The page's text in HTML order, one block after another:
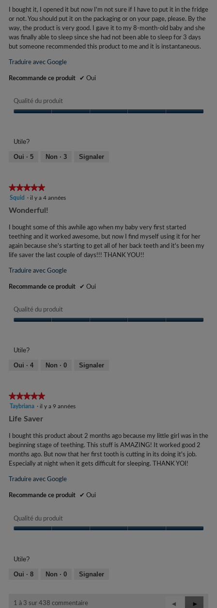
le
ci-
5.I bought it, I opened it but now I'm not sure if I have to put it in the fridge
or not. You should put it on the packaging or on your page, please. By the
way, the product is very good. I gave it to my 8-month-old baby and she
was finally able to sleep since she had not been able to sleep for 3 days
but someone recommended this product to me and it is instantaneous.
Traduire avec Google
Recommande ce produit ✔ Oui
Qualité du produit
5
sur
Utile?
Oui · 5 Non · 3 Signaler
★★★★★
★★★★★
5
5.
Squid · il y a 4 années
Wonderful!
I bought some of this awhile ago when my baby very first started
teething and it worked awesome, but now I find myself using it for her
again because she's starting to get all of her back teeth and it's been my
life saver the last couple of days!!! THANK YOU!!
Traduire avec Google
Recommande ce produit ✔ Oui
Qualité du produit
5
sur
Utile?
Oui · 4 Non · 0 Signaler
★★★★★
★★★★★
5
5.
Taybriana · il y a 9 années
Life Saver
I bought this product about 2 months ago because my little girl was in the
beginning stage of teething. This stuff is AMAZING! It worked good 2
months ago. But now that her first tooth is cutting in its doing it's job.
Especially at night when it gets difficult for sleeping. THANK YOI!
Traduire avec Google
Recommande ce produit ✔ Oui
Qualité du produit
5
sur
Utile?
Oui · 8 Non · 0 Signaler
1 à 3 sur 438 commentaire
Précédent
◄
Suivant
►